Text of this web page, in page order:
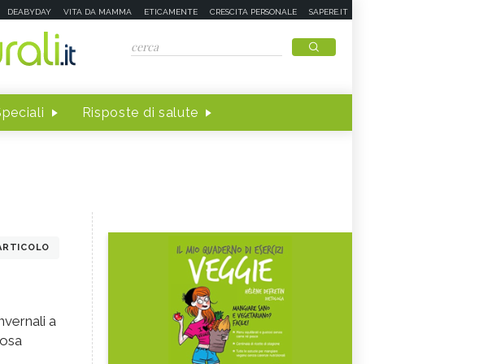
DEABYDAY VITA DA MAMMA ETICAMENTE CRESCITA PERSONALE SAPERE.IT
Risposte di salute
a